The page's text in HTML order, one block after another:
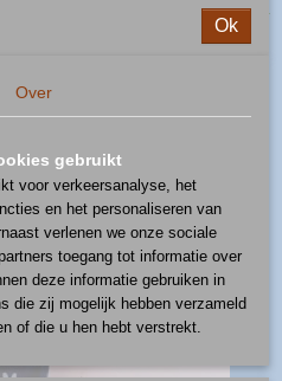
Ok
Over
gebruikt
voor verkeersanalyse, het
en het personaliseren van
verlenen we onze sociale
toegang tot informatie over
deze informatie gebruiken in
die zij mogelijk hebben verzameld
of die u hen hebt verstrekt.